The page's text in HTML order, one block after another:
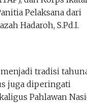
Pelaksana dari
Hadaroh, S.Pd.I.
tradisi
juga diperingati
Pahlawan